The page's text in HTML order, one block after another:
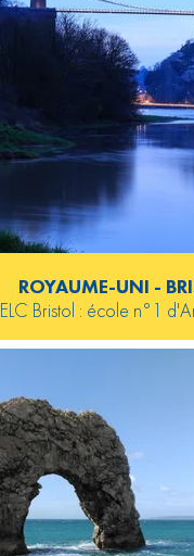
ROYAUME-UNI -
ELC Bristol : école n°1